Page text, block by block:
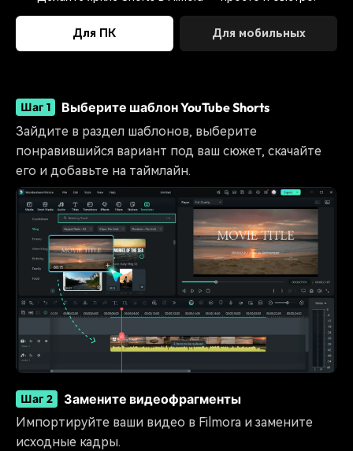
Для ПК Для мобильных
Шаг 1 Выберите шаблон YouTube Shorts
Зайдите в раздел шаблонов, выберите
понравившийся вариант под ваш сюжет, скачайте
его и добавьте на таймлайн.
Шаг 2 Замените видеофрагменты
Импортируйте ваши видео в Filmora и замените
исходные кадры.